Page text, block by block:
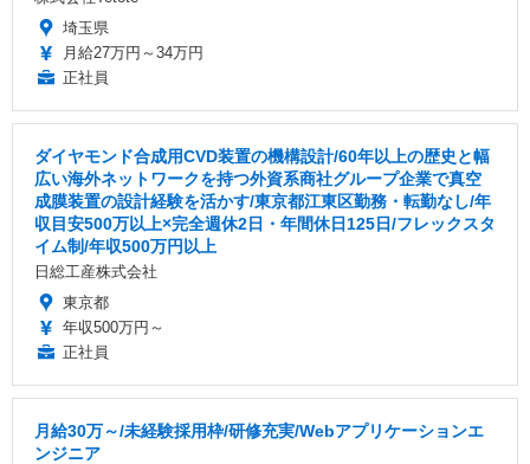
埼玉県
月給27万円～34万円
正社員
ダイヤモンド合成用CVD装置の機構設計/60年以上の歴史と幅
広い海外ネットワークを持つ外資系商社グループ企業で真空
成膜装置の設計経験を活かす/東京都江東区勤務・転勤なし/年
収目安500万以上×完全週休2日・年間休日125日/フレックスタ
イム制/年収500万円以上
日総工産株式会社
東京都
年収500万円～
正社員
月給30万～/未経験採用枠/研修充実/Webアプリケーションエ
ンジニア